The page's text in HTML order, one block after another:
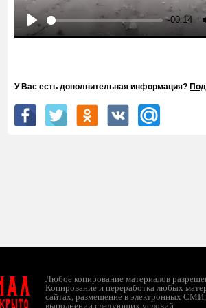
Play
-00:14
У Вас есть дополнительная информация?
Любое копирование материалов
Копирование и переработка любых
сайтах, размещение в электронных
выполнении следующих условий: